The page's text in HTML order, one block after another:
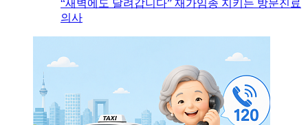
“새벽에도 달려갑니다” 재가임종 지키는 방문진료
의사